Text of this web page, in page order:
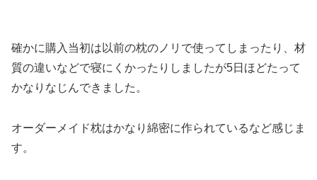
確かに購入当初は以前の枕のノリで使ってしまったり、材
質の違いなどで寝にくかったりしましたが5日ほどたって
かなりなじんできました。
オーダーメイド枕はかなり綿密に作られているなど感じま
す。